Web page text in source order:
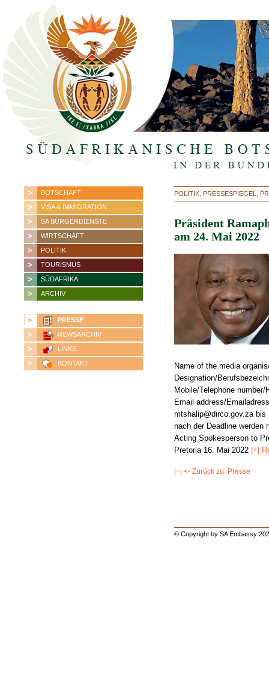
BOTSCHAFT
VISA & IMMIGRATION
SA BÜRGERDIENSTE
WIRTSCHAFT
POLITIK
TOURISMUS
SÜDAFRIKA
ARCHIV
PRESSE
NEWSARCHIV
LINKS
KONTAKT
POLITIK, PRESSESPIEGEL,
Präsident
am 24. Mai 2022
Name of the media
Designation/
Mobile/Telephone
Email address/
mtshalip@dirco.gov.za bis
nach der Deadline
Acting Spokesperson to
Pretoria 16. Mai 2022 |+|
|+| <- Zurück zu: Presse
© Copyright by SA Embassy